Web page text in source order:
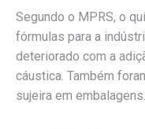
Segundo o MPRS, o
fórmulas para a
deteriorado com a
cáustica. Também
sujeira em embalagens.